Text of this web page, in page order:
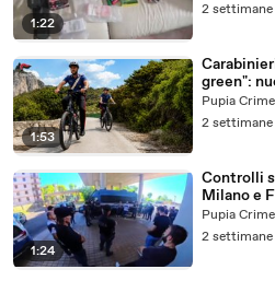
1:22
2
1:53
green":
sostenibili
Pupia Crime
2
1:24
Controlli
Milano e
e oltre
(25.07.26)
Pupia Crime
2